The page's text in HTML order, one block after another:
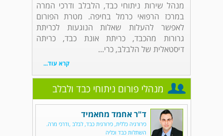
מנהל שירות ניתוחי כבד, הלבלב ודרכי המרה
במרכז הרפואי כרמל בחיפה. מטרת הפורום
לאפשר להעלות שאלות הנוגעות לכריתת
גרורות מהכבד, כריתת אונת כבד, כריתה
דיסטאלית של הלבלב, כרי...
קרא עוד...
מנהלי פורום ניתוחי כבד ולבלב
ד"ר אחמד מחאמיד
כירורגיה כללית, כירורגית כבד, לבלב ,ודרכי מרה.
השתלות כבד וכליה